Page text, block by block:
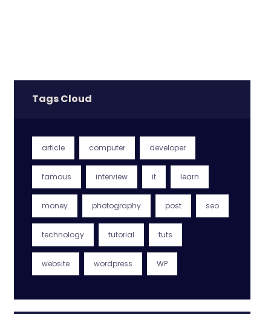
Tags Cloud
article computer developer
famous interview it learn
money photography post seo
technology tutorial tuts
website wordpress WP